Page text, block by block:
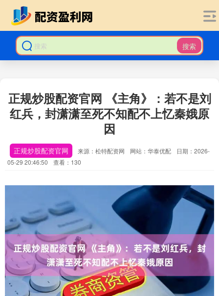
搜索
正规炒股配资官网 《主角》：若不是刘
红兵，封潇潇至死不知配不上忆秦娥原
因
正规炒股配资官网 来源：松特配资网 网站：华泰优配
日期：2026-
05-29 20:46:50
查看：130